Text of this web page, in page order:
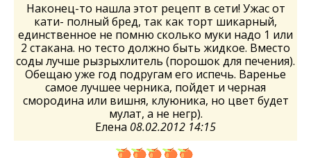
Наконец-то нашла этот рецепт в сети! Ужас от
кати- полный бред, так как торт шикарный,
единственное не помню сколько муки надо 1 или
2 стакана. но тесто должно быть жидкое. Вместо
соды лучше рызрыхлитель (порошок для печения).
Обещаю уже год подругам его испечь. Варенье
самое лучшее черника, пойдет и черная
смородина или вишня, клуюника, но цвет будет
мулат, а не негр).
Елена 08.02.2012 14:15